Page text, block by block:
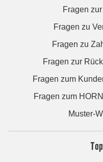
Fragen
Fragen zu
Fragen zu
Fragen zur
Fragen zum
Fragen zum
Muster-